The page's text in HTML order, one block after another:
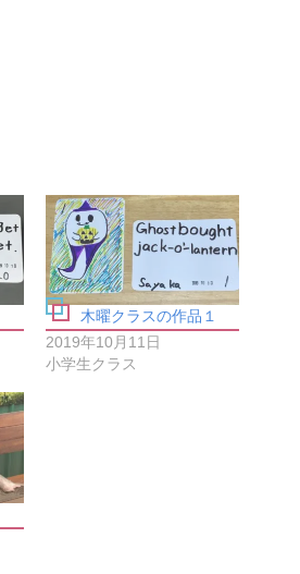
木曜クラスの作品１
2019年10月11日
小学生クラス